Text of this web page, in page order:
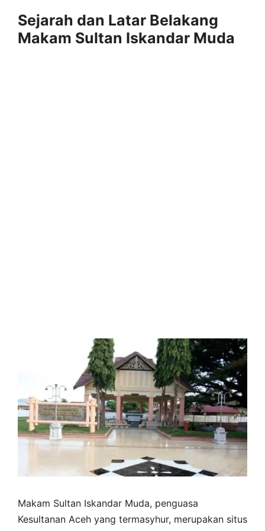
Sejarah dan Latar Belakang
Makam Sultan Iskandar Muda
Makam Sultan Iskandar Muda, penguasa
Kesultanan Aceh yang termasyhur, merupakan situs